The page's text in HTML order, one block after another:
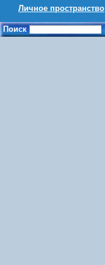
Личное пространство
Поиск